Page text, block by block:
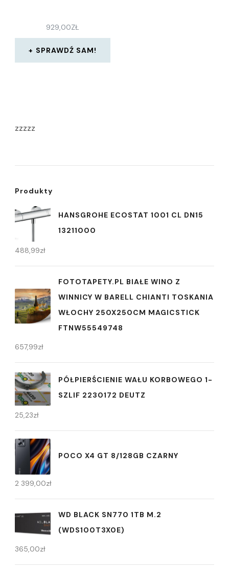
929,00ZŁ
SPRAWDŹ SAM!
zzzzz
Produkty
HANSGROHE ECOSTAT 1001 CL DN15
13211000
488,99zł
FOTOTAPETY.PL BIAŁE WINO Z
WINNICY W BARELL CHIANTI TOSKANIA
WŁOCHY 250X250CM MAGICSTICK
FTNW55549748
657,99zł
PÓŁPIERŚCIENIE WAŁU KORBOWEGO 1-
SZLIF 2230172 DEUTZ
25,23zł
POCO X4 GT 8/128GB CZARNY
2 399,00zł
WD BLACK SN770 1TB M.2
(WDS100T3X0E)
365,00zł